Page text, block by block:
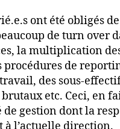
ont été obligés
de turn over
la multiplication
procédures de
des sous-
etc. Ceci, en
gestion dont la